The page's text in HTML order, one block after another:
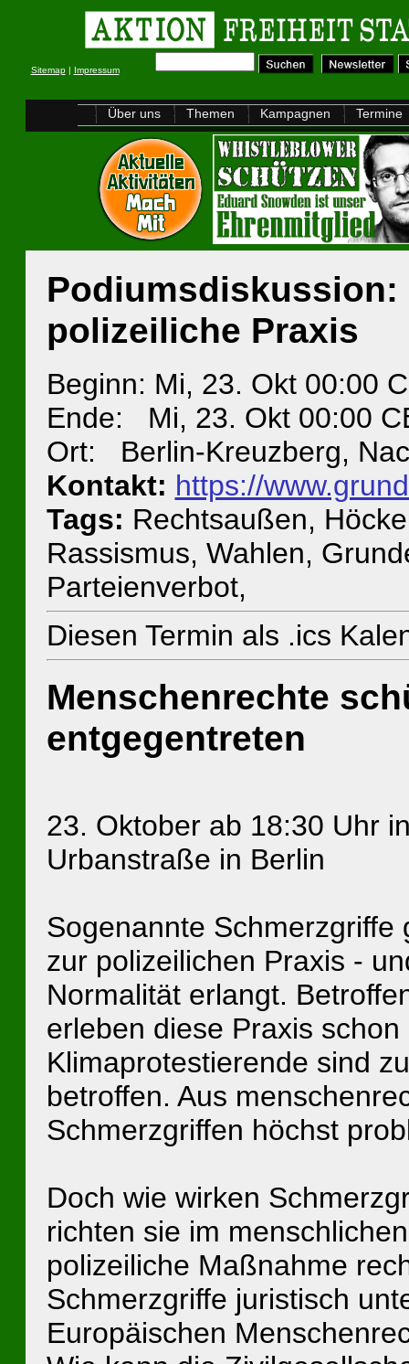
Sitemap| Impressum
Über uns Themen Kampagnen Termine
Podiumsdiskussion:
polizeiliche Praxis
Beginn: Mi, 23. Okt 00:00
Ende: Mi, 23. Okt 00:00
Ort: Berlin-Kreuzberg,
Kontakt: https://
Tags: Rechtsaußen,
Rassismus, Wahlen,
Parteienverbot,
Diesen Termin als .ics
Menschenrechte
entgegentreten
23. Oktober ab 18:30 Uhr
Urbanstraße in Berlin
Sogenannte
zur polizeilichen Praxis -
Normalität erlangt.
erleben diese Praxis
Klimaprotestierende sind
betroffen. Aus
Schmerzgriffen höchst
Doch wie wirken
richten sie im
polizeiliche Maßnahme
Schmerzgriffe juristisch
Europäischen